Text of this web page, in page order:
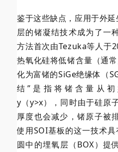
鉴于这些缺点，应用于外
层的锗凝结技术成为了一
方法首次由Tezuka等人于
热氧化硅将低锗含量（通
化为富锗的SiGe绝缘体（
结”是指将锗含量从
y（y>x），同时由于硅原
厚度也会减少，锗原子被
使用SOI基板的这一技术
圆中的埋氧层（BOX）提